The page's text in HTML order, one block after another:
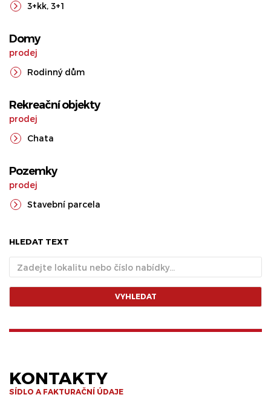
3+kk, 3+1
Domy
prodej
Rodinný dům
Rekreační objekty
prodej
Chata
Pozemky
prodej
Stavební parcela
HLEDAT TEXT
VYHLEDAT
KONTAKTY
SÍDLO A FAKTURAČNÍ ÚDAJE